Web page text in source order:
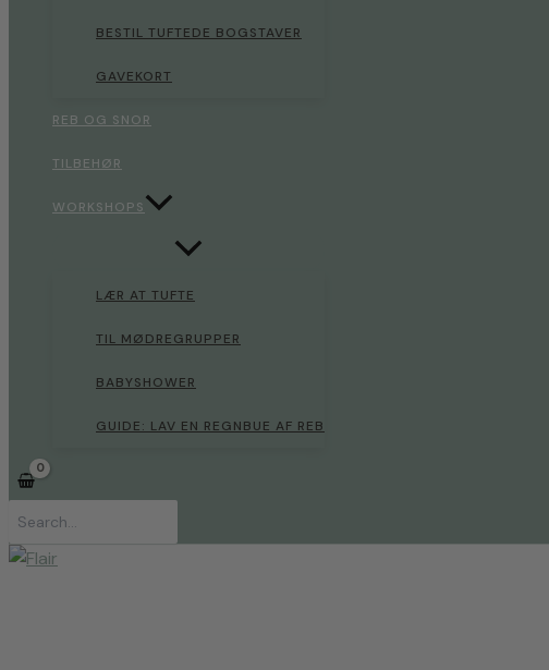
BESTIL TUFTEDE BOGSTAVER
GAVEKORT
REB OG SNOR
TILBEHØR
WORKSHOPS
LÆR AT TUFTE
TIL MØDREGRUPPER
BABYSHOWER
GUIDE: LAV EN REGNBUE AF REB
efter: